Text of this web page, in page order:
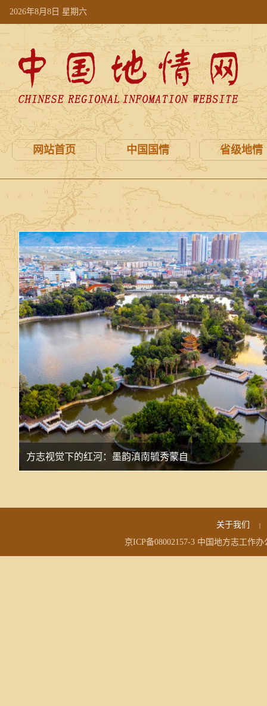
2026年8月8日 星期六
网站首页 中国国情 省级地情
方志视觉下的红河：墨韵滇南毓秀蒙自
关于我们 |
京ICP备08002157-3中国地方志工作办